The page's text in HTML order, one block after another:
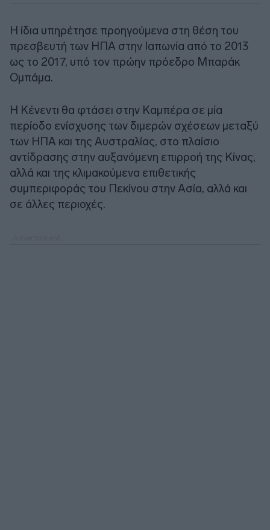
Η ίδια υπηρέτησε προηγούμενα στη θέση του
πρεσβευτή των ΗΠΑ στην Ιαπωνία από το 2013
ως το 2017, υπό τον πρώην πρόεδρο Μπαράκ
Ομπάμα.
Η Κένεντι θα φτάσει στην Καμπέρα σε μία
περίοδο ενίσχυσης των διμερών σχέσεων μεταξύ
των ΗΠΑ και της Αυστραλίας, στο πλαίσιο
αντίδρασης στην αυξανόμενη επιρροή της Κίνας,
αλλά και της κλιμακούμενα επιθετικής
συμπεριφοράς του Πεκίνου στην Ασία, αλλά και
σε άλλες περιοχές.